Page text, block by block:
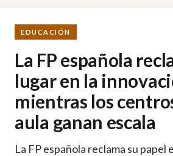
EDUCACIÓN
La FP española
lugar en la
mientras los
aula ganan escala
La FP española reclama su papel